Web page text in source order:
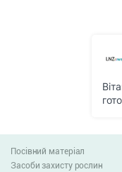
Посівний матеріал
Засоби захисту рослин